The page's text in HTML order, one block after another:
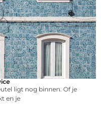
ligt nog binnen. Of je
en je